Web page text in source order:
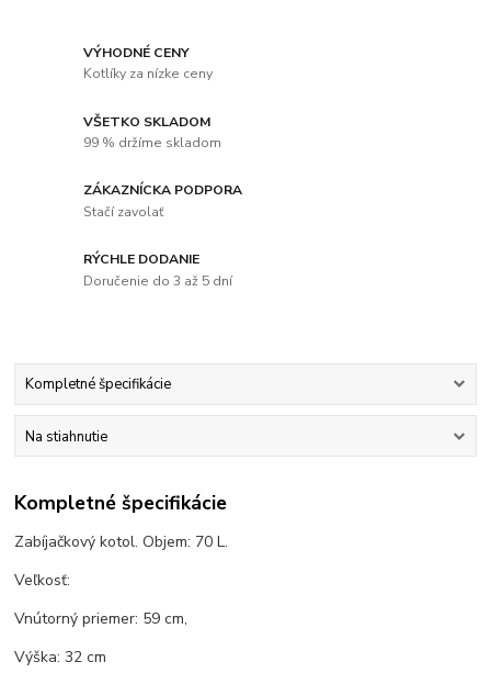
VÝHODNÉ CENY
Kotlíky za nízke ceny
VŠETKO SKLADOM
99 % držíme skladom
ZÁKAZNÍCKA PODPORA
Stačí zavolať
RÝCHLE DODANIE
Doručenie do 3 až 5 dní
Kompletné špecifikácie
Na stiahnutie
Kompletné špecifikácie
Zabíjačkový kotol. Objem: 70 L.
Veľkosť:
Vnútorný priemer: 59 cm,
Výška: 32 cm